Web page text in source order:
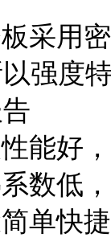
采用
强度
能好
数低
单快